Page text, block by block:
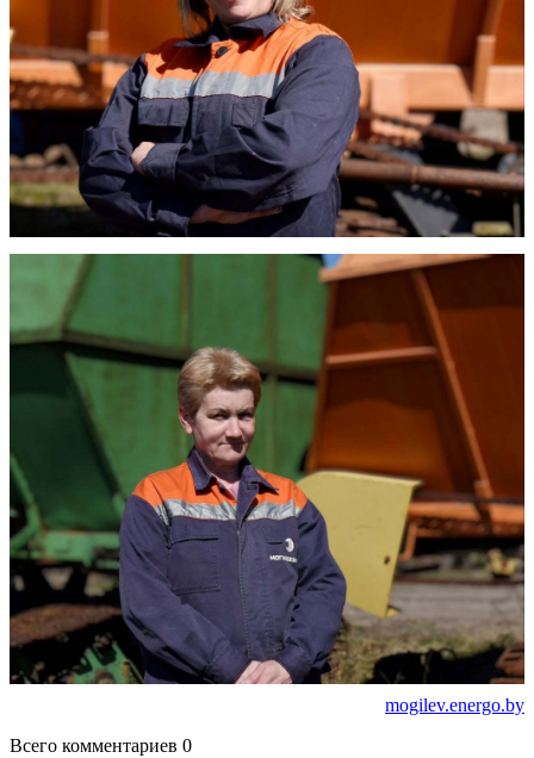
mogilev.energo.by
Всего комментариев 0